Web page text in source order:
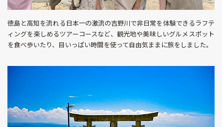
徳島と高知を流れる日本一の激流の吉野川で非日常を体験できるラフテ
ィングを楽しめるツアーコースなど、観光地や美味しいグルメスポット
を食べ歩いたり、目いっぱい時間を使って自由気ままに旅をしました。